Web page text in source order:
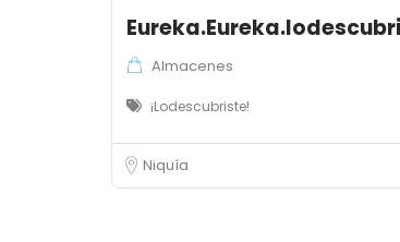
Almacenes
¡Lodescubriste!
Niquía